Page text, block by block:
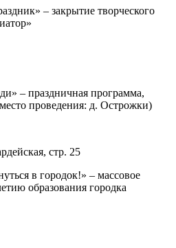
– закрытие творческого
– праздничная программа,
проведения: д. Острожки)
стр. 25
в городок!» – массовое
образования городка